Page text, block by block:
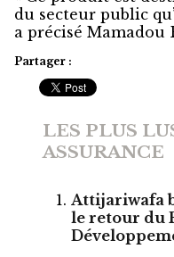
du secteur public
a précisé Mamadou
Partager :
LES PLUS
ASSURANCE
Attijariwafa
le retour du